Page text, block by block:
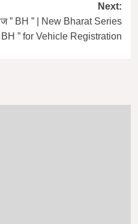
Next:
” BH ” | New Bharat Series
BH ” for Vehicle Registration